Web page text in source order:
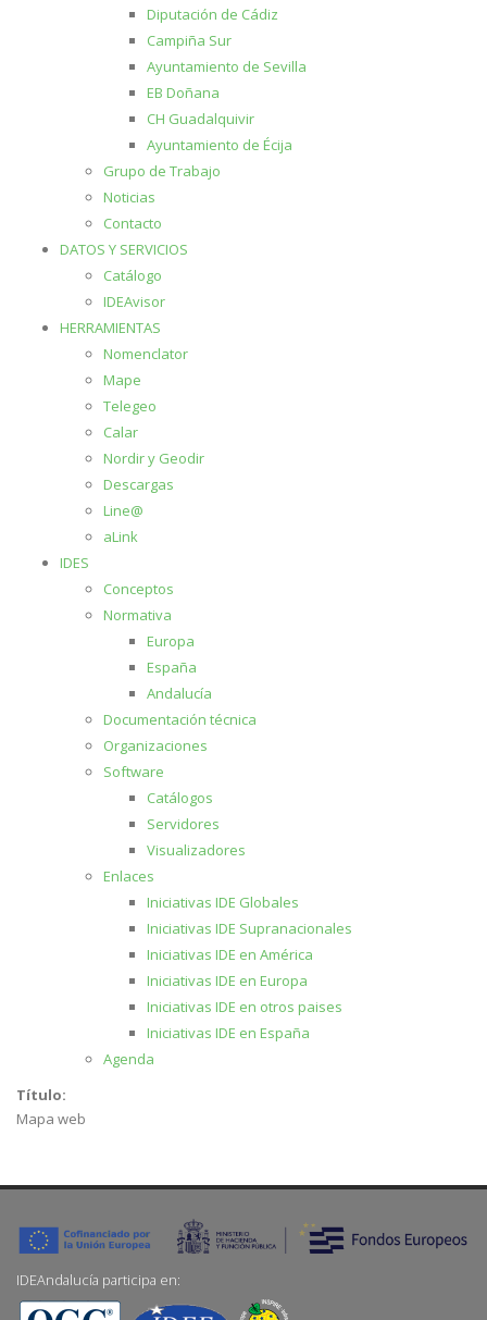
Diputación de Cádiz
Campiña Sur
Ayuntamiento de Sevilla
EB Doñana
CH Guadalquivir
Ayuntamiento de Écija
Grupo de Trabajo
Noticias
Contacto
DATOS Y SERVICIOS
Catálogo
IDEAvisor
HERRAMIENTAS
Nomenclator
Mape
Telegeo
Calar
Nordir y Geodir
Descargas
Line@
aLink
IDES
Conceptos
Normativa
Europa
España
Andalucía
Documentación técnica
Organizaciones
Software
Catálogos
Servidores
Visualizadores
Enlaces
Iniciativas IDE Globales
Iniciativas IDE Supranacionales
Iniciativas IDE en América
Iniciativas IDE en Europa
Iniciativas IDE en otros paises
Iniciativas IDE en España
Agenda
Título:
Mapa web
IDEAndalucía participa en: